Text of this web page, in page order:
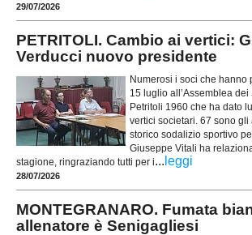
29/07/2026
PETRITOLI. Cambio ai vertici:
Verducci nuovo presidente
Numerosi i soci che hanno
15 luglio all’Assemblea dei
Petritoli 1960 che ha dato
vertici societari. 67 sono
storico sodalizio sportivo
Giuseppe Vitali ha
stagione, ringraziando tutti per i... leggi
28/07/2026
MONTEGRANARO. Fumata
allenatore è Senigagliesi